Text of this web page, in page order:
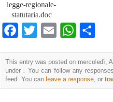
legge-regionale-
statutaria.doc
Facebook
TwitterEmail
This entry was posted on mercoledì,
under . You can follow any
feed. You can leave a response, or